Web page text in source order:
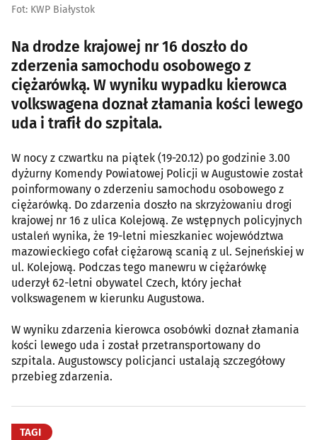
Fot: KWP Białystok
Na drodze krajowej nr 16 doszło do
zderzenia samochodu osobowego z
ciężarówką. W wyniku wypadku kierowca
volkswagena doznał złamania kości lewego
uda i trafił do szpitala.
W nocy z czwartku na piątek (19-20.12) po godzinie 3.00
dyżurny Komendy Powiatowej Policji w Augustowie został
poinformowany o zderzeniu samochodu osobowego z
ciężarówką. Do zdarzenia doszło na skrzyżowaniu drogi
krajowej nr 16 z ulica Kolejową. Ze wstępnych policyjnych
ustaleń wynika, że 19-letni mieszkaniec województwa
mazowieckiego cofał ciężarową scanią z ul. Sejneńskiej w
ul. Kolejową. Podczas tego manewru w ciężarówkę
uderzył 62-letni obywatel Czech, który jechał
volkswagenem w kierunku Augustowa.
W wyniku zdarzenia kierowca osobówki doznał złamania
kości lewego uda i został przetransportowany do
szpitala. Augustowscy policjanci ustalają szczegółowy
przebieg zdarzenia.
TAGI